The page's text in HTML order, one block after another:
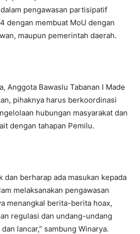
pengawasan partisipatif
dengan membuat MoU dengan
maupun pemerintah daerah.
Anggota Bawaslu Tabanan I Made
pihaknya harus berkoordinasi
hubungan masyarakat dan
dengan tahapan Pemilu.
dan berharap ada masukan kepada
melaksanakan pengawasan
menangkal berita-berita hoax,
regulasi dan undang-undang
lancar,” sambung Winarya.